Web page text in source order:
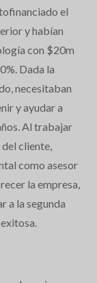
el
y habían
con $20m
Dada la
necesitaban
y ayudar a
Al trabajar
cliente,
como asesor
la empresa,
a la segunda